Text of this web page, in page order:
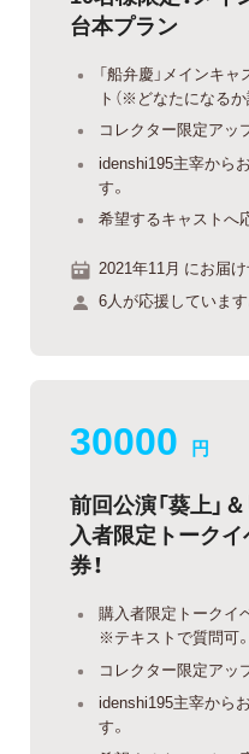
台本プラン
「船弁慶」メインキ
ト（※どなたになる
コレクター限定アッ
idenshi195主宰から
す。
希望するキャストへ
2021年11月 にお届け
6人が応援しています
30000 円
前回公演「葵上」
入者限定トーク
券！
購入者限定トークイ
※テキストで質問可
コレクター限定アッ
idenshi195主宰から
す。